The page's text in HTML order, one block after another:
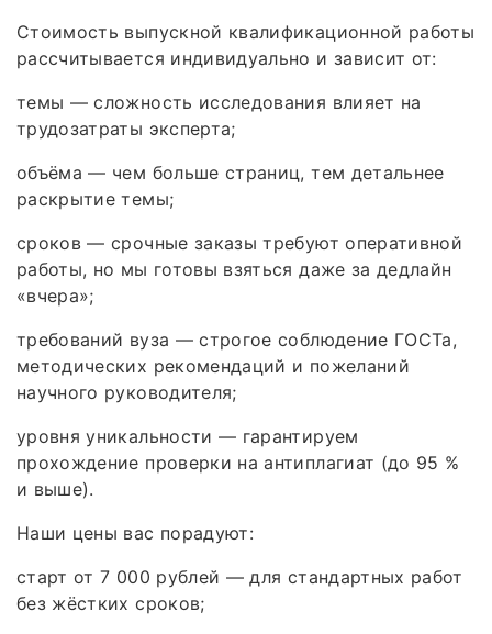
Стоимость выпускной квалификационной работы
рассчитывается индивидуально и зависит от:
темы — сложность исследования влияет на
трудозатраты эксперта;
объёма — чем больше страниц, тем детальнее
раскрытие темы;
сроков — срочные заказы требуют оперативной
работы, но мы готовы взяться даже за дедлайн
«вчера»;
требований вуза — строгое соблюдение ГОСТа,
методических рекомендаций и пожеланий
научного руководителя;
уровня уникальности — гарантируем
прохождение проверки на антиплагиат (до 95 %
и выше).
Наши цены вас порадуют:
старт от 7 000 рублей — для стандартных работ
без жёстких сроков;